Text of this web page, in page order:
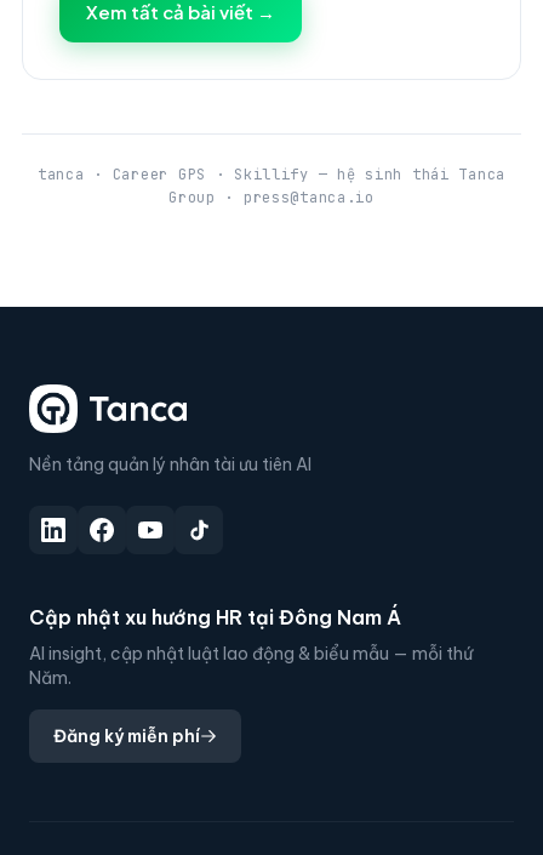
Xem tất cả bài viết →
tanca · Career GPS · Skillify — hệ sinh thái Tanca
Group · press@tanca.io
Nền tảng quản lý nhân tài ưu tiên AI
Cập nhật xu hướng HR tại Đông Nam Á
AI insight, cập nhật luật lao động & biểu mẫu — mỗi thứ
Năm.
Đăng ký miễn phí